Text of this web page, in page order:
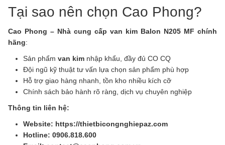
Tại sao nên chọn Cao Phong?
Cao Phong – Nhà cung cấp van kim Balon N205 MF chính
hãng:
Sản phẩm van kim nhập khẩu, đầy đủ CO CQ
Đội ngũ kỹ thuật tư vấn lựa chọn sản phẩm phù hợp
Hỗ trợ giao hàng nhanh, tồn kho nhiều kích cỡ
Chính sách bảo hành rõ ràng, dịch vụ chuyên nghiệp
Thông tin liên hệ:
Website: https://thietbicongnghiepaz.com
Hotline: 0906.818.600